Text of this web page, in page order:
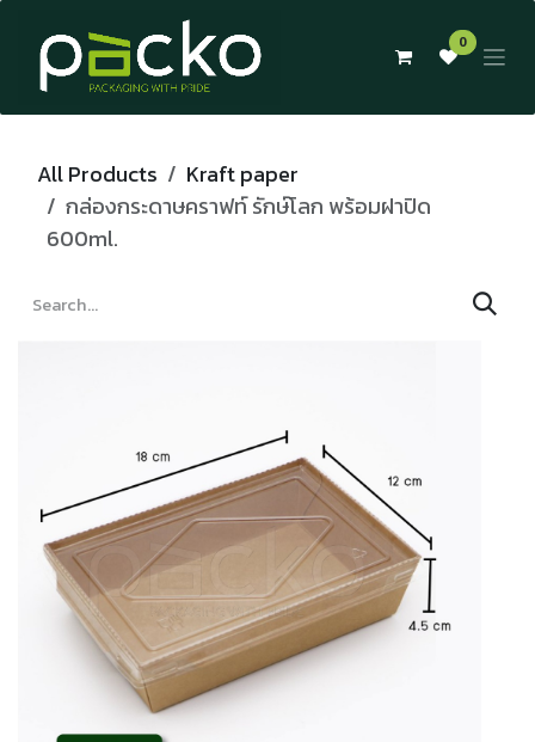
Skip to Content
0
All Products
Kraft paper
กล่องกระดาษคราฟท์ รักษ์โลก พร้อมฝาปิด
600ml.